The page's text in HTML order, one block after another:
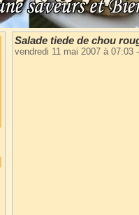
Salade tiede de chou
vendredi 11 mai 2007 à 07:03 -